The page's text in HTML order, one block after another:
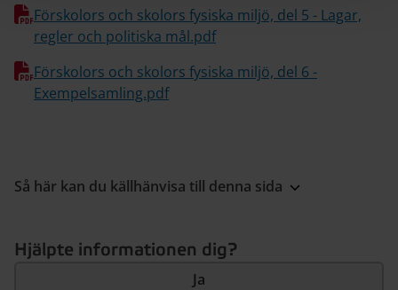
Förskolors och skolors fysiska miljö, del 5 - Lagar,
regler och politiska mål.pdf
Förskolors och skolors fysiska miljö, del 6 -
Exempelsamling.pdf
Så här kan du källhänvisa till denna sida
Hjälpte informationen dig?
Ja